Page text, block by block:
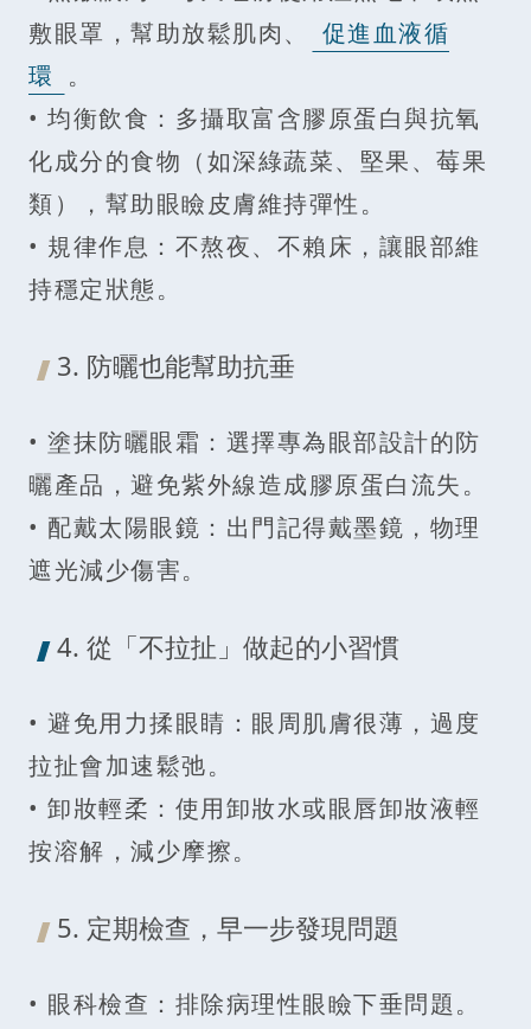
敷眼罩，幫助放鬆肌肉、
促進血液循
環 。
• 均衡飲食：多攝取富含膠原蛋白與抗氧
化成分的食物（如深綠蔬菜、堅果、莓果
類），幫助眼瞼皮膚維持彈性。
• 規律作息：不熬夜、不賴床，讓眼部維
持穩定狀態。
3. 防曬也能幫助抗垂
• 塗抹防曬眼霜：選擇專為眼部設計的防
曬產品，避免紫外線造成膠原蛋白流失。
• 配戴太陽眼鏡：出門記得戴墨鏡，物理
遮光減少傷害。
4. 從「不拉扯」做起的小習慣
• 避免用力揉眼睛：眼周肌膚很薄，過度
拉扯會加速鬆弛。
• 卸妝輕柔：使用卸妝水或眼唇卸妝液輕
按溶解，減少摩擦。
5. 定期檢查，早一步發現問題
• 眼科檢查：排除病理性眼瞼下垂問題。